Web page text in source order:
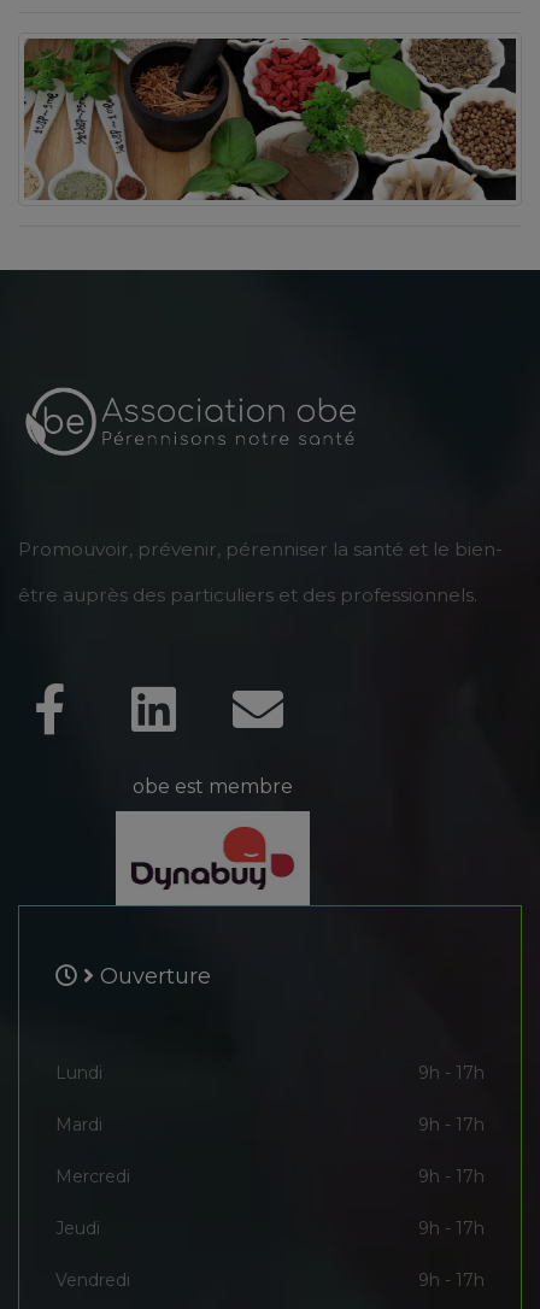
Promouvoir, prévenir, pérenniser la santé et le bien-
être auprès des particuliers et des professionnels.
obe est membre
Ouverture
Lundi 9h - 17h
Mardi 9h - 17h
Mercredi 9h - 17h
Jeudi 9h - 17h
Vendredi 9h - 17h